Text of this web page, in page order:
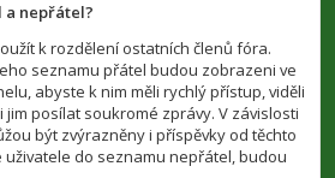
a nepřátel?
k rozdělení ostatních členů fóra.
seznamu přátel budou zobrazeni ve
abyste k nim měli rychlý přístup, viděli
posílat soukromé zprávy. V závislosti
být zvýrazněny i příspěvky od těchto
do seznamu nepřátel, budou